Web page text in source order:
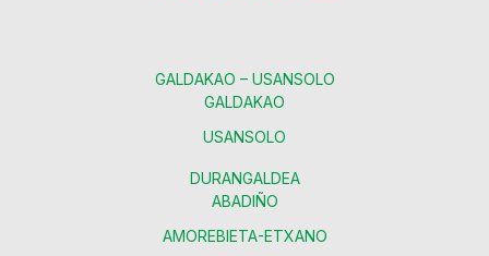
GALDAKAO – USANSOLO
GALDAKAO
USANSOLO
DURANGALDEA
ABADIÑO
AMOREBIETA-ETXANO